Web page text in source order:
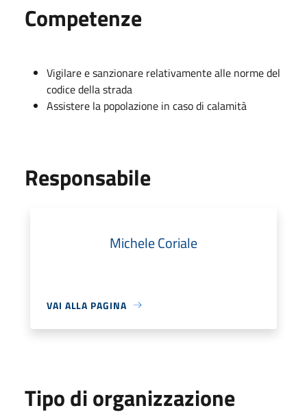
Competenze
Vigilare e sanzionare relativamente alle norme del
codice della strada
Assistere la popolazione in caso di calamità
Responsabile
Michele Coriale
VAI ALLA PAGINA
Tipo di organizzazione